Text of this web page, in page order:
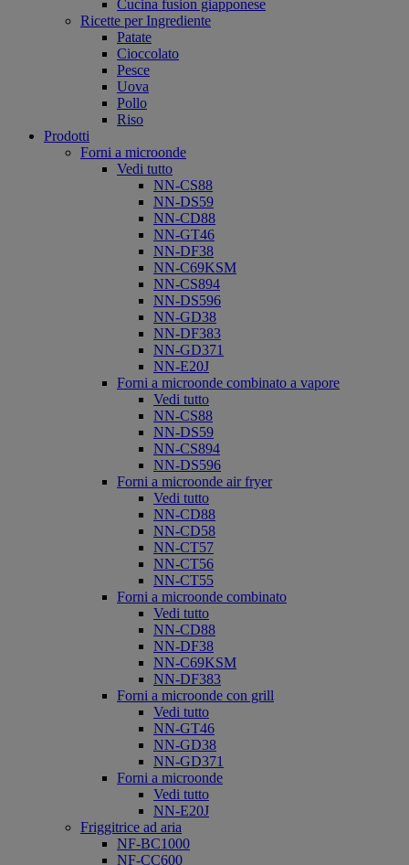
Cucina fusion giapponese
Ricette per Ingrediente
Patate
Cioccolato
Pesce
Uova
Pollo
Riso
Prodotti
Forni a microonde
Vedi tutto
NN-CS88
NN-DS59
NN-CD88
NN-GT46
NN-DF38
NN-C69KSM
NN-CS894
NN-DS596
NN-GD38
NN-DF383
NN-GD371
NN-E20J
Forni a microonde combinato a vapore
Vedi tutto
NN-CS88
NN-DS59
NN-CS894
NN-DS596
Forni a microonde air fryer
Vedi tutto
NN-CD88
NN-CD58
NN-CT57
NN-CT56
NN-CT55
Forni a microonde combinato
Vedi tutto
NN-CD88
NN-DF38
NN-C69KSM
NN-DF383
Forni a microonde con grill
Vedi tutto
NN-GT46
NN-GD38
NN-GD371
Forni a microonde
Vedi tutto
NN-E20J
Friggitrice ad aria
NF-BC1000
NF-CC600